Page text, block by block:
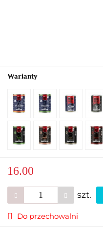
Warianty
16.00
szt.
Do przechowalni